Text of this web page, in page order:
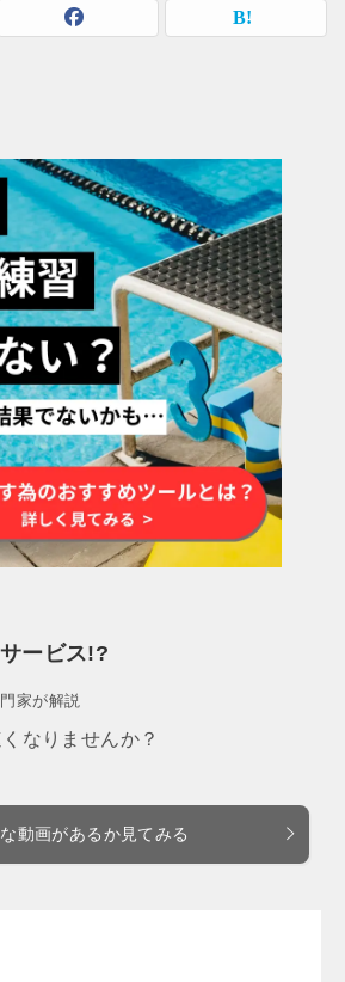
ービス!?
家が解説
なりませんか？
動画があるか見てみる